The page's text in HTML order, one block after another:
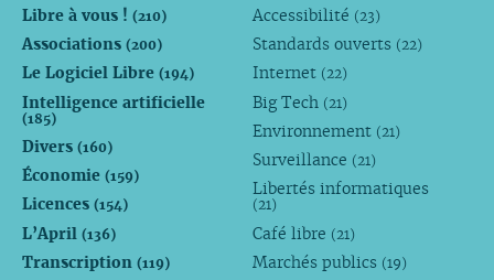
Libre à vous ! (210)
Associations (200)
Le Logiciel Libre (194)
Intelligence artificielle
(185)
Divers (160)
Économie (159)
Licences (154)
L’April (136)
Transcription (119)
Accessibilité (23)
Standards ouverts (22)
Internet (22)
Big Tech (21)
Environnement (21)
Surveillance (21)
Libertés informatiques
(21)
Café libre (21)
Marchés publics (19)